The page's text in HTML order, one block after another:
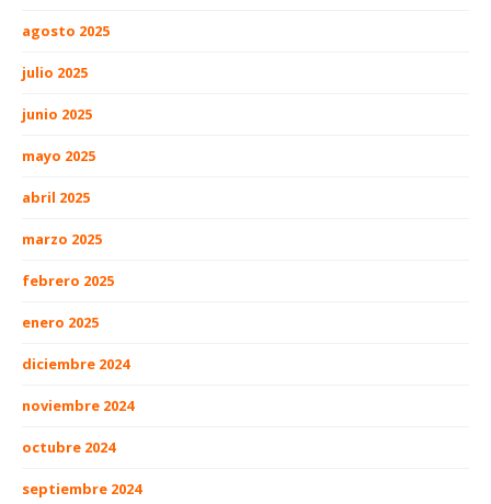
agosto 2025
julio 2025
junio 2025
mayo 2025
abril 2025
marzo 2025
febrero 2025
enero 2025
diciembre 2024
noviembre 2024
octubre 2024
septiembre 2024